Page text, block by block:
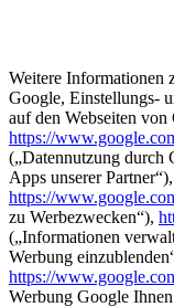
Weitere Informationen
Google, Einstellungs-
auf den Webseiten von
https://
(„Datennutzung durch
Apps unserer Partner“),
https://
zu Werbezwecken“),
(„Informationen
Werbung
https://
Werbung Google